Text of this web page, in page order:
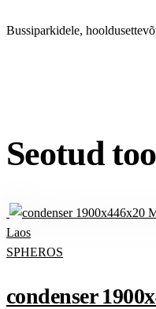
Bussiparkidele,
Seotud
Laos
SPHEROS
condenser